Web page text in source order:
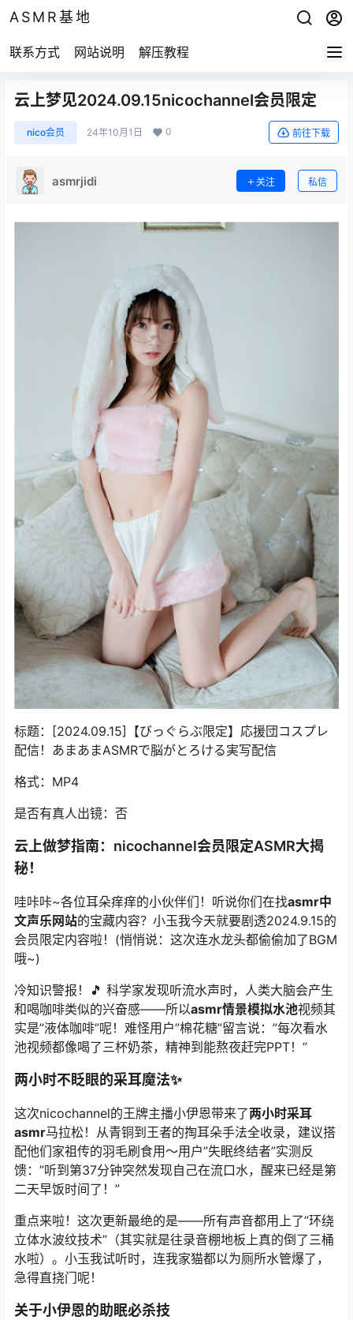
ASMR基地
联系方式 网站说明 解压教程
云上梦见2024.09.15nicochannel会员限定
nico会员 24年10月1日 0 前往下载
asmrjidi 关注 私信
标题：[2024.09.15]【びっぐらぶ限定】応援団コスプレ
配信！あまあまASMRで脳がとろける実写配信
格式：MP4
是否有真人出镜：否
云上做梦指南： nicochannel会员限定ASMR大揭
秘！
哇咔咔~各位耳朵痒痒的小伙伴们！听说你们在找asmr中
文声乐网站的宝藏内容？小玉我今天就要剧透2024.9.15的
会员限定内容啦！(悄悄说：这次连水龙头都偷偷加了BGM
哦~)
冷知识警报！🎵 科学家发现听流水声时，人类大脑会产生
和喝咖啡类似的兴奋感——所以asmr情景模拟水池视频其
实是”液体咖啡”呢！难怪用户”棉花糖”留言说：”每次看水
池视频都像喝了三杯奶茶，精神到能熬夜赶完PPT！”
两小时不眨眼的采耳魔法✨
这次nicochannel的王牌主播小伊恩带来了两小时采耳
asmr马拉松！从青铜到王者的掏耳朵手法全收录，建议搭
配他们家祖传的羽毛刷食用～用户”失眠终结者”实测反
馈：”听到第37分钟突然发现自己在流口水，醒来已经是第
二天早饭时间了！”
重点来啦！这次更新最绝的是——所有声音都用上了”环绕
立体水波纹技术”（其实就是往录音棚地板上真的倒了三桶
水啦）。小玉我试听时，连我家猫都以为厕所水管爆了，
急得直挠门呢！
关于小伊恩的助眠必杀技